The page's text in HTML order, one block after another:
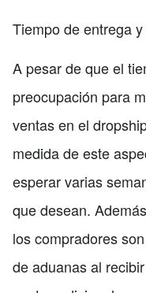
Tiempo de entrega
A pesar de que el
preocupación para
ventas en el
medida de este
esperar varias
que desean.
los compradores
de aduanas al